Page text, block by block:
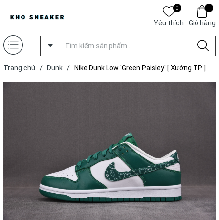
0
Yêu thích Giỏ hàng
Trang chủ / Dunk / Nike Dunk Low 'Green Paisley' [ Xưởng TP ]